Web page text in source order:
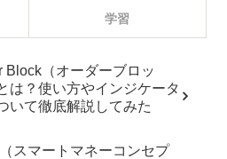
学習
Block（オーダーブロッ
は？使い方やインジケータ
いて徹底解説してみた
スマートマネーコンセプ